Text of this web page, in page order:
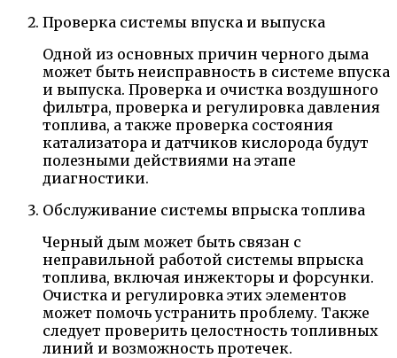
Проверка системы впуска и выпуска
Одной из основных причин черного дыма
может быть неисправность в системе впуска
и выпуска. Проверка и очистка воздушного
фильтра, проверка и регулировка давления
топлива, а также проверка состояния
катализатора и датчиков кислорода будут
полезными действиями на этапе
диагностики.
Обслуживание системы впрыска топлива
Черный дым может быть связан с
неправильной работой системы впрыска
топлива, включая инжекторы и форсунки.
Очистка и регулировка этих элементов
может помочь устранить проблему. Также
следует проверить целостность топливных
линий и возможность протечек.